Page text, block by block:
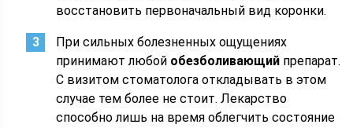
восстановить первоначальный вид коронки.
При сильных болезненных ощущениях
принимают любой обезболивающий препарат.
С визитом стоматолога откладывать в этом
случае тем более не стоит. Лекарство
способно лишь на время облегчить состояние